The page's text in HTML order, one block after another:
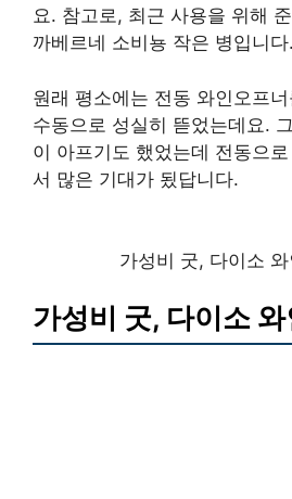
요. 참고로, 최근 사용을 위해
까베르네 소비뇽 작은 병입니다.
원래 평소에는 전동 와인오프
수동으로 성실히 뜯었는데요.
이 아프기도 했었는데 전동으
서 많은 기대가 됬답니다.
가성비 굿, 다이소 와
가성비 굿, 다이소